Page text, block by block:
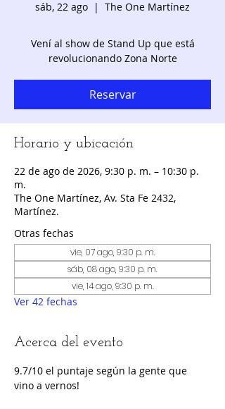
sáb, 22 ago
  |
The One Martínez
Vení al show de Stand Up que está
revolucionando Zona Norte
Reservar
Horario y ubicación
22 de ago de 2026, 9:30 p. m. – 10:30 p.
m.
The One Martínez, Av. Sta Fe 2432,
Martínez.
Otras fechas
vie, 07 ago, 9:30 p. m.
sáb, 08 ago, 9:30 p. m.
vie, 14 ago, 9:30 p. m.
Ver 42 fechas
Acerca del evento
9.7/10 el puntaje según la gente que
vino a vernos!